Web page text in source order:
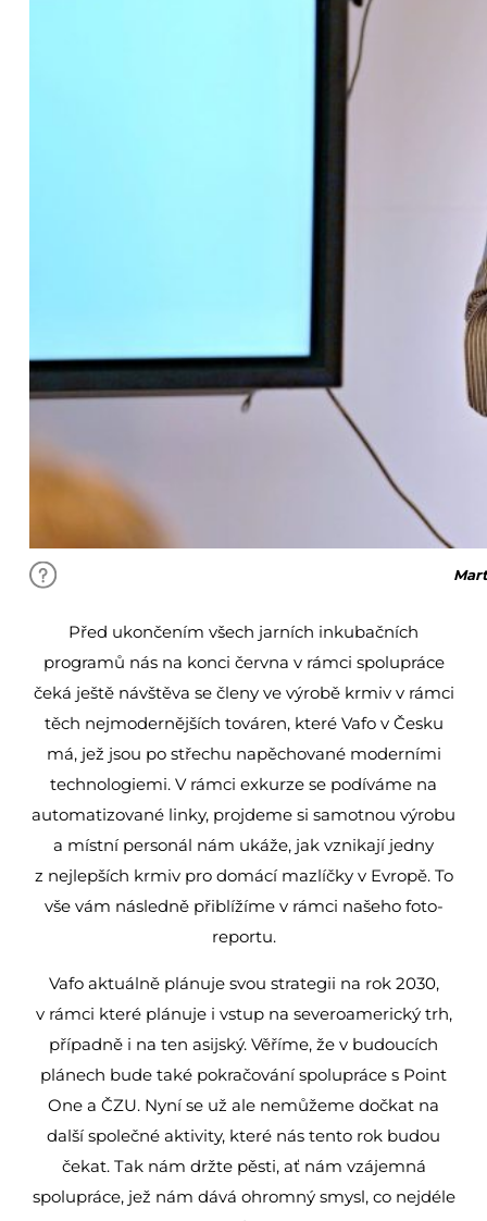
Před ukončením všech jarních inkubačních
programů nás na konci června v rámci spolupráce
čeká ještě návštěva se členy ve výrobě krmiv v rámci
těch nejmodernějších továren, které Vafo v Česku
má, jež jsou po střechu napěchované moderními
technologiemi. V rámci exkurze se podíváme na
automatizované linky, projdeme si samotnou výrobu
a místní personál nám ukáže, jak vznikají jedny
z nejlepších krmiv pro domácí mazlíčky v Evropě. To
vše vám následně přiblížíme v rámci našeho foto-
reportu.
Vafo aktuálně plánuje svou strategii na rok 2030,
v rámci které plánuje i vstup na severoamerický trh,
případně i na ten asijský. Věříme, že v budoucích
plánech bude také pokračování spolupráce s Point
One a ČZU. Nyní se už ale nemůžeme dočkat na
další společné aktivity, které nás tento rok budou
čekat. Tak nám držte pěsti, ať nám vzájemná
spolupráce, jež nám dává ohromný smysl, co nejdéle